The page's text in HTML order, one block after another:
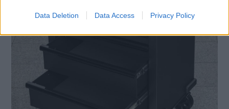
Data Deletion Data Access Privacy Policy